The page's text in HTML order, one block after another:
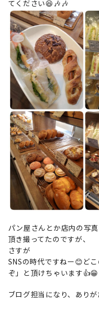
てください😆🎶🎶
パン屋さんとか店内の写
頂き撮ってたのですが、
さすが
SNSの時代ですねー😊ど
ぞ」と頂けちゃいます👍😁
ブログ担当になり、あり